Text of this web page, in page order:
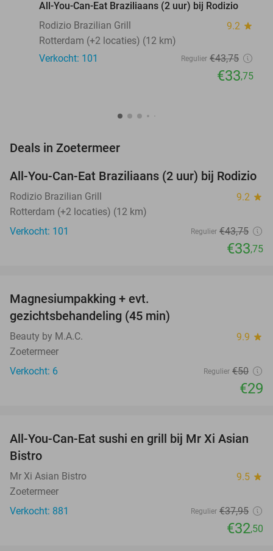
All-You-Can-Eat Braziliaans (2 uur) bij Rodizio
Rodizio Brazilian Grill
9.2 star
Rotterdam (+2 locaties) (12 km)
Verkocht: 101
Regulier €43,75
€33,75
Deals in Zoetermeer
23%
TODAY
All-You-Can-Eat Braziliaans (2 uur) bij Rodizio
Rodizio Brazilian Grill 9.2 star
Rotterdam (+2 locaties) (12 km)
Verkocht: 101
Regulier €43,75
€33,75
Magnesiumpakking + evt.
gezichtsbehandeling (45 min)
Beauty by M.A.C. 9.9 star
Zoetermeer
Verkocht: 6
Regulier €50
€29
14%
All-You-Can-Eat sushi en grill bij Mr Xi Asian
Bistro
Mr Xi Asian Bistro 9.5 star
Zoetermeer
Verkocht: 881
Regulier €37,95
€32,50